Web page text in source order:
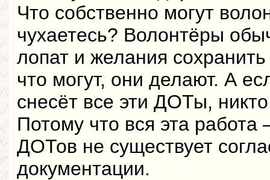
Что собственно могут
чухаетесь? Волонтёры
лопат и желания
что могут, они делают. А
снесёт все эти ДОТы,
Потому что вся эта
ДОТов не существует
документации.